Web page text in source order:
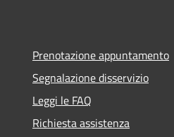
Prenotazione appuntamento
Segnalazione disservizio
Leggi le FAQ
Richiesta assistenza